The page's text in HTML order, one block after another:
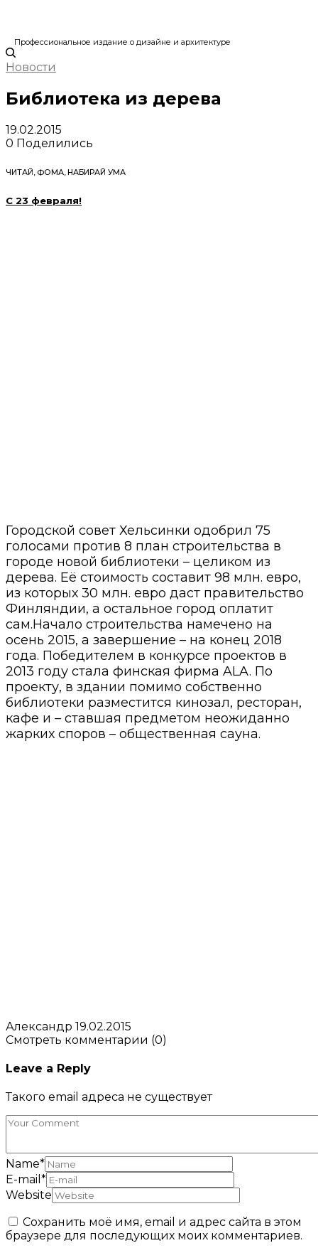
Профессиональное издание о дизайне и архитектуре
Новости
Библиотека из дерева
19.02.2015
0 Поделились
ЧИТАЙ, ФОМА, НАБИРАЙ УМА
С 23 февраля!
Городской совет Хельсинки одобрил 75
голосами против 8 план строительства в
городе новой библиотеки – целиком из
дерева. Её стоимость составит 98 млн. евро,
из которых 30 млн. евро даст правительство
Финляндии, а остальное город оплатит
сам.Начало строительства намечено на
осень 2015, а завершение – на конец 2018
года. Победителем в конкурсе проектов в
2013 году стала финская фирма ALA. По
проекту, в здании помимо собственно
библиотеки разместится кинозал, ресторан,
кафе и – ставшая предметом неожиданно
жарких споров – общественная сауна.
Александр 19.02.2015
Смотреть комментарии (0)
Leave a Reply
Такого email адреса не существует
Name*
E-mail *
Website
Сохранить моё имя, email и адрес сайта в этом
браузере для последующих моих комментариев.